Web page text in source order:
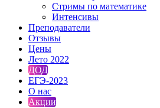
Стримы по математике
Интенсивы
Преподаватели
Отзывы
Цены
Лето 2022
ДОД
ЕГЭ-2023
О нас
Акции